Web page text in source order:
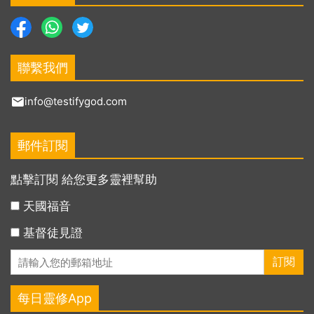
聯繫我們
info@testifygod.com
郵件訂閱
點擊訂閱 給您更多靈裡幫助
天國福音
基督徒見證
每日靈修App